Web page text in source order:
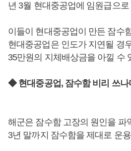
년 3월 현대중공업에 임원급으
이들이 현대중공업이 만든 잠수
현대중공업은 인도가 지연될 경
35만원의 지체배상금을 아낄 수
◆ 현대중공업, 잠수함 비리 쓰나
해군은 잠수함 고장의 원인을 파
3년 말까지 잠수함을 제대로 운